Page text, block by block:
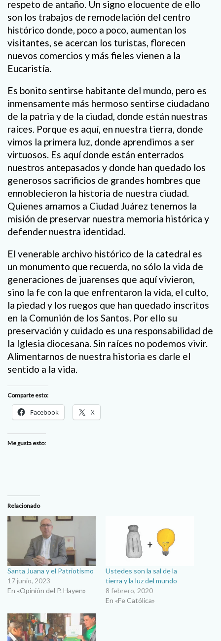
respeto de antaño. Un signo elocuente de ello
son los trabajos de remodelación del centro
histórico donde, poco a poco, aumentan los
visitantes, se acercan los turistas, florecen
nuevos comercios y más fieles vienen a la
Eucaristía.
Es bonito sentirse habitante del mundo, pero es
inmensamente más hermoso sentirse ciudadano
de la patria y de la ciudad, donde están nuestras
raíces. Porque es aquí, en nuestra tierra, donde
vimos la primera luz, donde aprendimos a ser
virtuosos. Es aquí donde están enterrados
nuestros antepasados y donde han quedado los
generosos sacrificios de grandes hombres que
ennoblecieron la historia de nuestra ciudad.
Quienes amamos a Ciudad Juárez tenemos la
misión de preservar nuestra memoria histórica y
defender nuestra identidad.
El venerable archivo histórico de la catedral es
un monumento que recuerda, no sólo la vida de
generaciones de juarenses que aquí vivieron,
sino la fe con la que enfrentaron la vida, el culto,
la piedad y los ruegos que han quedado inscritos
en la Comunión de los Santos. Por ello su
preservación y cuidado es una responsabilidad de
la Iglesia diocesana. Sin raíces no podemos vivir.
Alimentarnos de nuestra historia es darle el
sentido a la vida.
Comparte esto:
Facebook X
Me gusta esto:
Relacionado
Santa Juana y el Patriotismo
17 junio, 2023
En «Opinión del P. Hayen»
Ustedes son la sal de la
tierra y la luz del mundo
8 febrero, 2020
En «Fe Católica»